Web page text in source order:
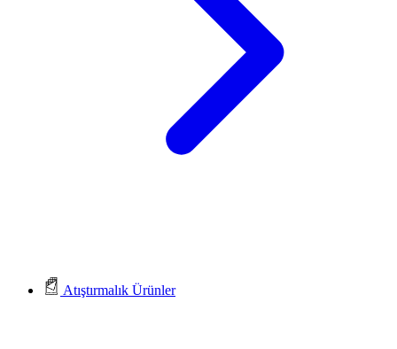
Atıştırmalık Ürünler